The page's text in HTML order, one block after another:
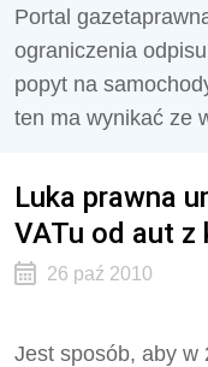
Portal
ograniczenia
popyt na
ten ma wynikać ze
Luka prawna
VATu od aut z
26 paź 2010
Jest sposób, aby w